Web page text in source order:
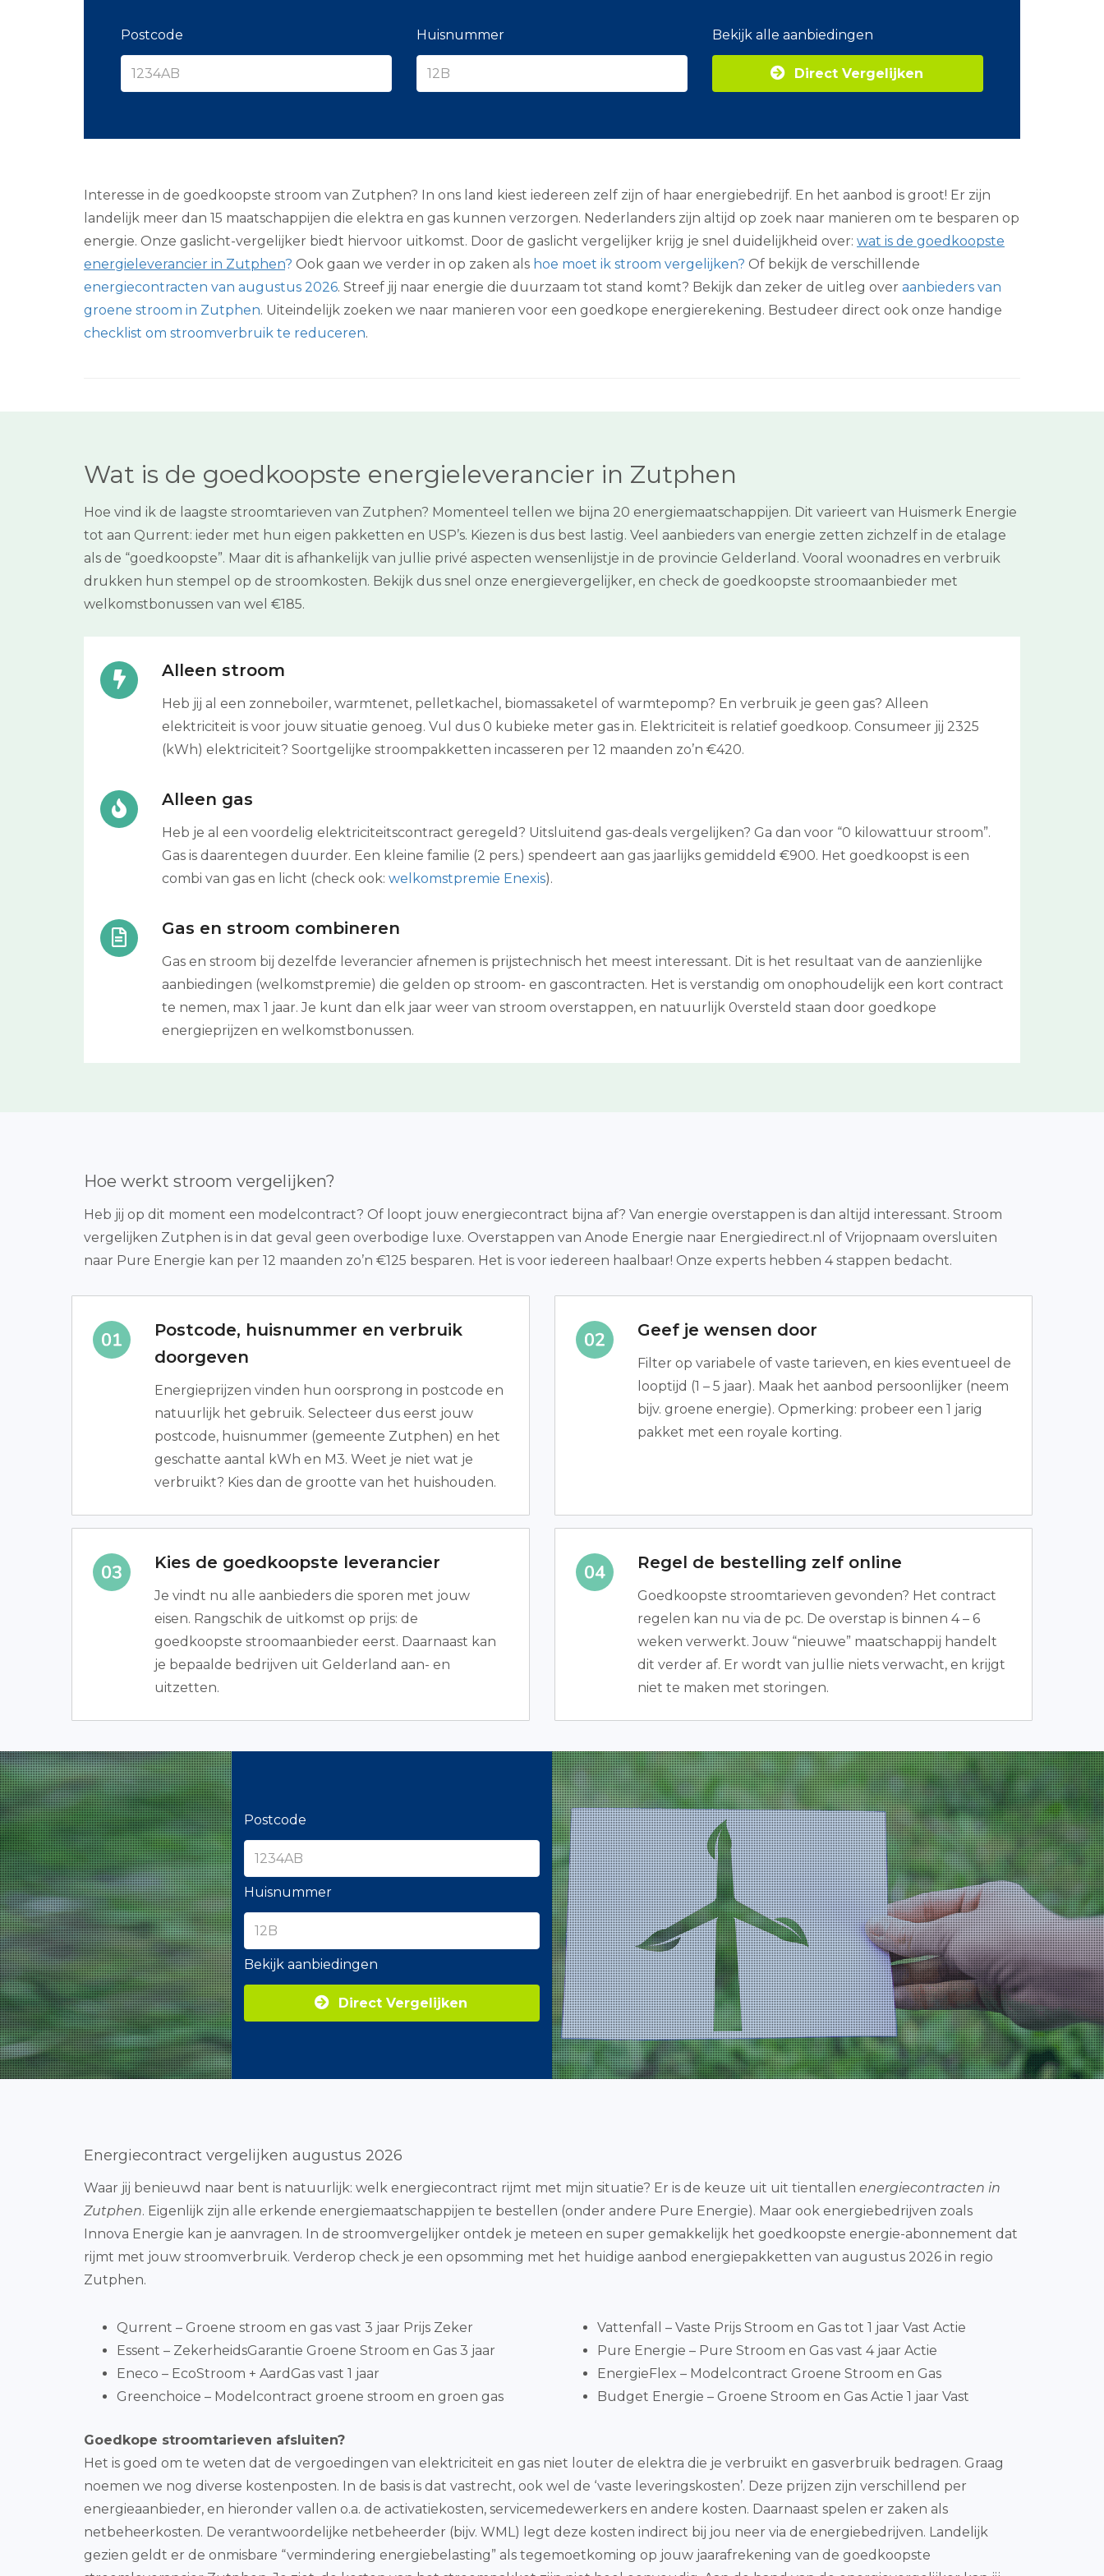
a
e
m
Z
j
e
n
e
r
g
i
Postcode Huisnummer Bekijk alle aanbiedingen
Direct Vergelijken
Interesse in de goedkoopste stroom van Zutphen? In ons land kiest iedereen zelf zijn of haar energiebedrijf. En het aanbod is groot! Er zijn
landelijk meer dan 15 maatschappijen die elektra en gas kunnen verzorgen. Nederlanders zijn altijd op zoek naar manieren om te besparen op
energie. Onze gaslicht-vergelijker biedt hiervoor uitkomst. Door de gaslicht vergelijker krijg je snel duidelijkheid over: wat is de goedkoopste
energieleverancier in Zutphen? Ook gaan we verder in op zaken als hoe moet ik stroom vergelijken? Of bekijk de verschillende
energiecontracten van augustus 2026. Streef jij naar energie die duurzaam tot stand komt? Bekijk dan zeker de uitleg over aanbieders van
groene stroom in Zutphen. Uiteindelijk zoeken we naar manieren voor een goedkope energierekening. Bestudeer direct ook onze handige
checklist om stroomverbruik te reduceren.
Wat is de goedkoopste energieleverancier in Zutphen
Hoe vind ik de laagste stroomtarieven van Zutphen? Momenteel tellen we bijna 20 energiemaatschappijen. Dit varieert van Huismerk Energie
tot aan Qurrent: ieder met hun eigen pakketten en USP’s. Kiezen is dus best lastig. Veel aanbieders van energie zetten zichzelf in de etalage
als de “goedkoopste”. Maar dit is afhankelijk van jullie privé aspecten wensenlijstje in de provincie Gelderland. Vooral woonadres en verbruik
drukken hun stempel op de stroomkosten. Bekijk dus snel onze energievergelijker, en check de goedkoopste stroomaanbieder met
welkomstbonussen van wel €185.
Alleen stroom
Heb jij al een zonneboiler, warmtenet, pelletkachel, biomassaketel of warmtepomp? En verbruik je geen gas? Alleen
elektriciteit is voor jouw situatie genoeg. Vul dus 0 kubieke meter gas in. Elektriciteit is relatief goedkoop. Consumeer jij 2325
(kWh) elektriciteit? Soortgelijke stroompakketten incasseren per 12 maanden zo’n €420.
Alleen gas
Heb je al een voordelig elektriciteitscontract geregeld? Uitsluitend gas-deals vergelijken? Ga dan voor “0 kilowattuur stroom”.
Gas is daarentegen duurder. Een kleine familie (2 pers.) spendeert aan gas jaarlijks gemiddeld €900. Het goedkoopst is een
combi van gas en licht (check ook: welkomstpremie Enexis).
Gas en stroom combineren
Gas en stroom bij dezelfde leverancier afnemen is prijstechnisch het meest interessant. Dit is het resultaat van de aanzienlijke
aanbiedingen (welkomstpremie) die gelden op stroom- en gascontracten. Het is verstandig om onophoudelijk een kort contract
te nemen, max 1 jaar. Je kunt dan elk jaar weer van stroom overstappen, en natuurlijk 0versteld staan door goedkope
energieprijzen en welkomstbonussen.
Hoe werkt stroom vergelijken?
Heb jij op dit moment een modelcontract? Of loopt jouw energiecontract bijna af? Van energie overstappen is dan altijd interessant. Stroom
vergelijken Zutphen is in dat geval geen overbodige luxe. Overstappen van Anode Energie naar Energiedirect.nl of Vrijopnaam oversluiten
naar Pure Energie kan per 12 maanden zo’n €125 besparen. Het is voor iedereen haalbaar! Onze experts hebben 4 stappen bedacht.
Postcode, huisnummer en verbruik
doorgeven
Energieprijzen vinden hun oorsprong in postcode en
natuurlijk het gebruik. Selecteer dus eerst jouw
postcode, huisnummer (gemeente Zutphen) en het
geschatte aantal kWh en M3. Weet je niet wat je
verbruikt? Kies dan de grootte van het huishouden.
Geef je wensen door
Filter op variabele of vaste tarieven, en kies eventueel de
looptijd (1 – 5 jaar). Maak het aanbod persoonlijker (neem
bijv. groene energie). Opmerking: probeer een 1 jarig
pakket met een royale korting.
Kies de goedkoopste leverancier
Je vindt nu alle aanbieders die sporen met jouw
eisen. Rangschik de uitkomst op prijs: de
goedkoopste stroomaanbieder eerst. Daarnaast kan
je bepaalde bedrijven uit Gelderland aan- en
uitzetten.
Regel de bestelling zelf online
Goedkoopste stroomtarieven gevonden? Het contract
regelen kan nu via de pc. De overstap is binnen 4 – 6
weken verwerkt. Jouw “nieuwe” maatschappij handelt
dit verder af. Er wordt van jullie niets verwacht, en krijgt
niet te maken met storingen.
Postcode
Huisnummer
Bekijk aanbiedingen
Direct Vergelijken
Energiecontract vergelijken augustus 2026
Waar jij benieuwd naar bent is natuurlijk: welk energiecontract rijmt met mijn situatie? Er is de keuze uit uit tientallen energiecontracten in
Zutphen. Eigenlijk zijn alle erkende energiemaatschappijen te bestellen (onder andere Pure Energie). Maar ook energiebedrijven zoals
Innova Energie kan je aanvragen. In de stroomvergelijker ontdek je meteen en super gemakkelijk het goedkoopste energie-abonnement dat
rijmt met jouw stroomverbruik. Verderop check je een opsomming met het huidige aanbod energiepakketten van augustus 2026 in regio
Zutphen.
Qurrent – Groene stroom en gas vast 3 jaar Prijs Zeker
Essent – ZekerheidsGarantie Groene Stroom en Gas 3 jaar
Eneco – EcoStroom + AardGas vast 1 jaar
Greenchoice – Modelcontract groene stroom en groen gas
Vattenfall – Vaste Prijs Stroom en Gas tot 1 jaar Vast Actie
Pure Energie – Pure Stroom en Gas vast 4 jaar Actie
EnergieFlex – Modelcontract Groene Stroom en Gas
Budget Energie – Groene Stroom en Gas Actie 1 jaar Vast
Goedkope stroomtarieven afsluiten?
Het is goed om te weten dat de vergoedingen van elektriciteit en gas niet louter de elektra die je verbruikt en gasverbruik bedragen. Graag
noemen we nog diverse kostenposten. In de basis is dat vastrecht, ook wel de ‘vaste leveringskosten’. Deze prijzen zijn verschillend per
energieaanbieder, en hieronder vallen o.a. de activatiekosten, servicemedewerkers en andere kosten. Daarnaast spelen er zaken als
netbeheerkosten. De verantwoordelijke netbeheerder (bijv. WML) legt deze kosten indirect bij jou neer via de energiebedrijven. Landelijk
gezien geldt er de onmisbare “vermindering energiebelasting” als tegemoetkoming op jouw jaarafrekening van de goedkoopste